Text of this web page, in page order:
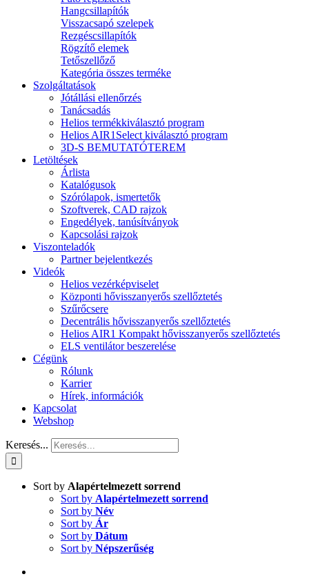
Hangcsillapítók
Visszacsapó szelepek
Rezgéscsillapítók
Rögzítő elemek
Tetőszellőző
Kategória összes terméke
Szolgáltatások
Jótállási ellenőrzés
Tanácsadás
Helios termékkiválasztó program
Helios AIR1Select kiválasztó program
3D-S BEMUTATÓTEREM
Letöltések
Árlista
Katalógusok
Szórólapok, ismertetők
Szoftverek, CAD rajzok
Engedélyek, tanúsítványok
Kapcsolási rajzok
Viszonteladók
Partner bejelentkezés
Videók
Helios vezérképviselet
Központi hővisszanyerős szellőztetés
Szűrőcsere
Decentrális hővisszanyerős szellőztetés
Helios AIR1 Kompakt hővisszanyerős szellőztetés
ELS ventilátor beszerelése
Cégünk
Rólunk
Karrier
Hírek, információk
Kapcsolat
Webshop
Keresés...
Sort by Alapértelmezett sorrend
Sort by Alapértelmezett sorrend
Sort by Név
Sort by Ár
Sort by Dátum
Sort by Népszerűség